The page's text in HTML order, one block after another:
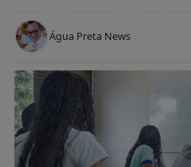
Água Preta News